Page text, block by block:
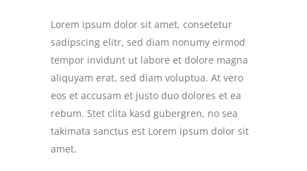
Lorem ipsum dolor sit amet, consetetur
sadipscing elitr, sed diam nonumy eirmod
tempor invidunt ut labore et dolore magna
aliquyam erat, sed diam voluptua. At vero
eos et accusam et justo duo dolores et ea
rebum. Stet clita kasd gubergren, no sea
takimata sanctus est Lorem ipsum dolor sit
amet.